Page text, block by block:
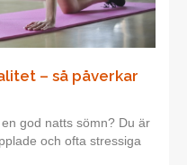
– så påverkar
god natts sömn? Du är
och ofta stressiga